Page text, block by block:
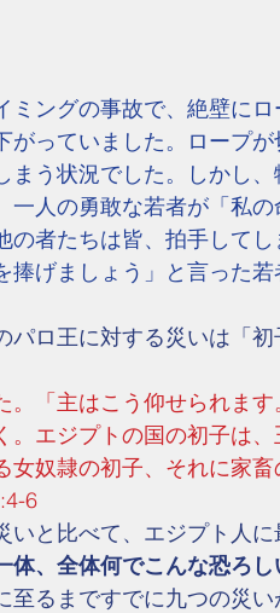
ミングの事故で、絶壁に
がっていました。ロープ
まう状況でした。しかし
一人の勇敢な若者が「私
の者たちは皆、拍手して
捧げましょう」と言った若
パロ王に対する災いは「
。「主はこう仰せられま
。エジプトの国の初子は
女奴隷の初子、それに家畜
6
いと比べて、エジプト人に
体、全体何でこんな恐ろ
至るまですでに九つの災